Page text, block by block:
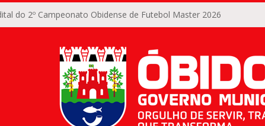
do 2º Campeonato Obidense de Futebol Master 2026